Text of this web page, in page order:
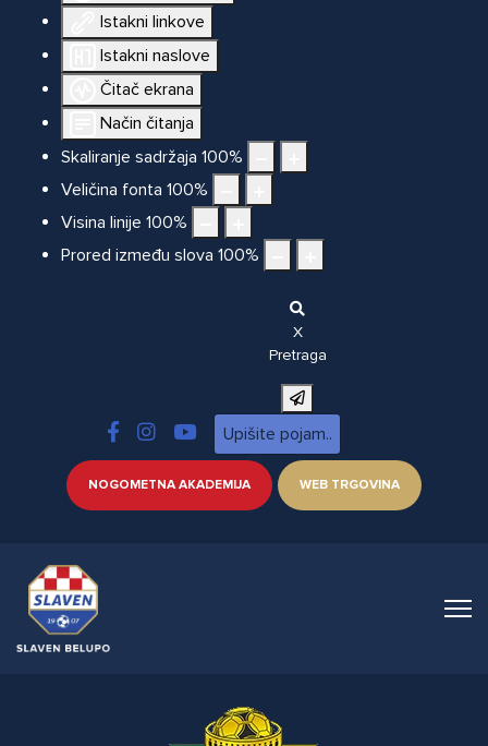
Istakni linkove
Istakni naslove
Čitač ekrana
Način čitanja
Skaliranje sadržaja 100%
Veličina fonta 100%
Visina linije 100%
Prored između slova 100%
X
Pretraga
NOGOMETNA AKADEMIJA WEB TRGOVINA